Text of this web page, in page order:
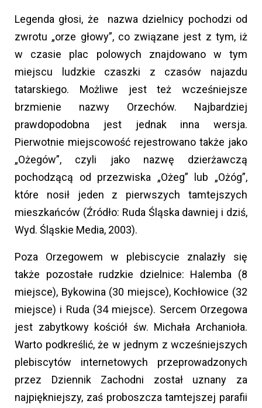
Legenda głosi, że nazwa dzielnicy pochodzi od
zwrotu „orze głowy”, co związane jest z tym, iż
w czasie plac polowych znajdowano w tym
miejscu ludzkie czaszki z czasów najazdu
tatarskiego. Możliwe jest też wcześniejsze
brzmienie nazwy Orzechów. Najbardziej
prawdopodobna jest jednak inna wersja.
Pierwotnie miejscowość rejestrowano także jako
„Ożegów”, czyli jako nazwę dzierżawczą
pochodzącą od przezwiska „Ożeg” lub „Ożóg”,
które nosił jeden z pierwszych tamtejszych
mieszkańców (Źródło: Ruda Śląska dawniej i dziś,
Wyd. Śląskie Media, 2003).
Poza Orzegowem w plebiscycie znalazły się
także pozostałe rudzkie dzielnice: Halemba (8
miejsce), Bykowina (30 miejsce), Kochłowice (32
miejsce) i Ruda (34 miejsce). Sercem Orzegowa
jest zabytkowy kościół św. Michała Archanioła.
Warto podkreślić, że w jednym z wcześniejszych
plebiscytów internetowych przeprowadzonych
przez Dziennik Zachodni został uznany za
najpiękniejszy, zaś proboszcza tamtejszej parafii